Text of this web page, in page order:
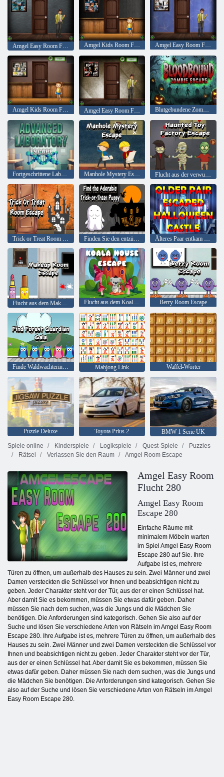
Amgel Kids Room Flucht 344 Amgel Easy Room Flucht 320
Amgel Kids Room Flucht 345 Amgel Easy Room Flucht 321 Blutgebundene Zombie-Flucht
Fortgeschrittene Laborflucht Manhole Mystery Escape Flucht aus der verwunschenen Spielzeugfabrik
Trick or Treat Room Escape Finden Sie den entzückenden Süßes oder Saures-Welpen Älteres Paar entkam Halloween-Schloss
Flucht aus dem Koala-Haus Berry Room Escape
Finde Waldwächterin Gaia Mahjong Link Waffel-Wörter
Puzzle Deluxe Toyota Prius 2
BMW 1 Serie UK
Spiele online
Kinderspiele Logikspiele Quest-Spiele
Puzzles
Rätsel
Verlassen Sie den Raum Amgel Room Escape
Amgel Easy Room
Flucht 280
Amgel Easy Room
Escape 280
Einfache Räume mit
minimalem Möbeln warten
im Spiel Amgel Easy Room
Escape 280 auf Sie. Ihre
Aufgabe ist es, mehrere
Türen zu öffnen, um außerhalb des Hauses zu sein. Zwei Männer und zwei
Damen versteckten die Schlüssel vor Ihnen und beabsichtigen nicht zu
geben. Jeder Charakter steht vor der Tür, aus der er einen Schlüssel hat.
Aber damit Sie es bekommen, müssen Sie etwas dafür geben. Daher
müssen Sie nach dem suchen, was die Jungs und die Mädchen Sie
benötigen. Die Anforderungen sind kategorisch. Gehen Sie also auf der
Suche und lösen Sie verschiedene Arten von Rätseln im Amgel Easy Room
Escape 280. Ihre Aufgabe ist es, mehrere Türen zu öffnen, um außerhalb des
Hauses zu sein. Zwei Männer und zwei Damen versteckten die Schlüssel vor
Ihnen und beabsichtigen nicht zu geben. Jeder Charakter steht vor der Tür,
aus der er einen Schlüssel hat. Aber damit Sie es bekommen, müssen Sie
etwas dafür geben. Daher müssen Sie nach dem suchen, was die Jungs und
die Mädchen Sie benötigen. Die Anforderungen sind kategorisch. Gehen Sie
also auf der Suche und lösen Sie verschiedene Arten von Rätseln im Amgel
Easy Room Escape 280.